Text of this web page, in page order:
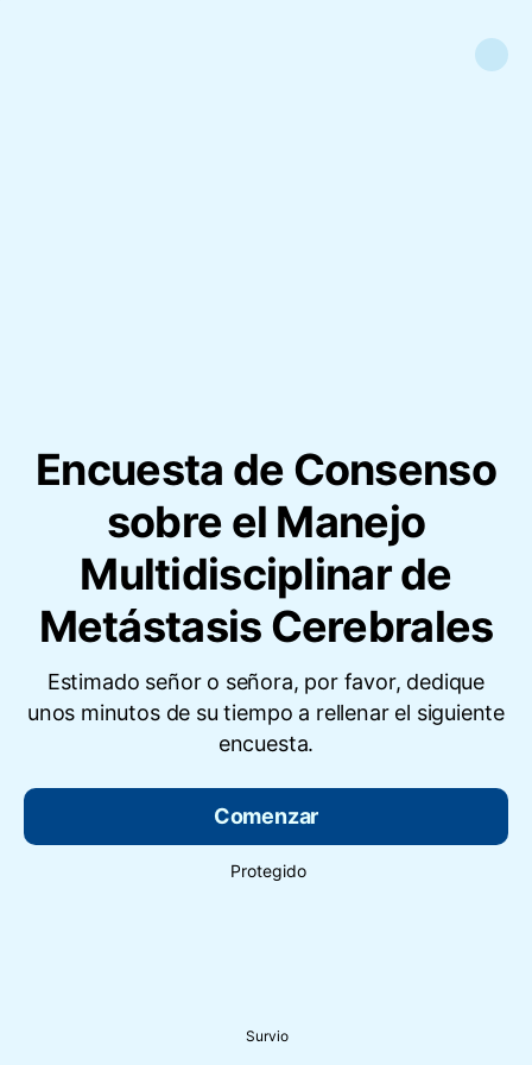
Encuesta de Consenso
sobre el Manejo
Multidisciplinar de
Metástasis Cerebrales
Estimado señor o señora, por favor, dedique
unos minutos de su tiempo a rellenar el siguiente
encuesta.
Comenzar
Protegido
Survio